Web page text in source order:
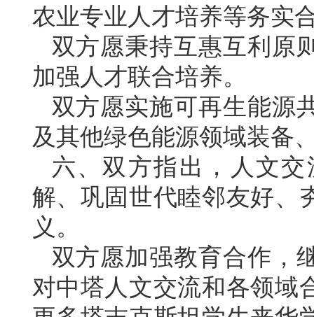
农业专业人才培养等务实
双方愿秉持互惠互利原
加强人才联合培养。
双方愿实施可再生能源
及其他绿色能源领域装备
六、双方指出，人文
解、巩固世代睦邻友好、
义。
双方愿加强教育合作，
对中塔人文交流和各领域